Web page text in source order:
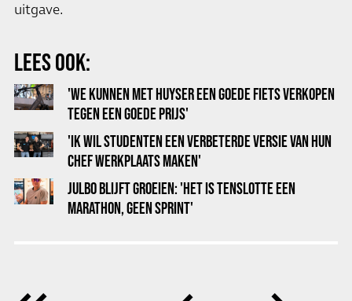
uitgave.
LEES OOK:
'WE KUNNEN MET HUYSER EEN GOEDE FIETS VERKOPEN
TEGEN EEN GOEDE PRIJS'
'IK WIL STUDENTEN EEN VERBETERDE VERSIE VAN HUN
CHEF WERKPLAATS MAKEN'
JULBO BLIJFT GROEIEN: 'HET IS TENSLOTTE EEN
MARATHON, GEEN SPRINT'